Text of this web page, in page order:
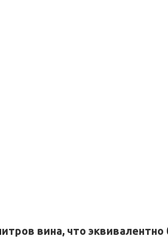
вина, что